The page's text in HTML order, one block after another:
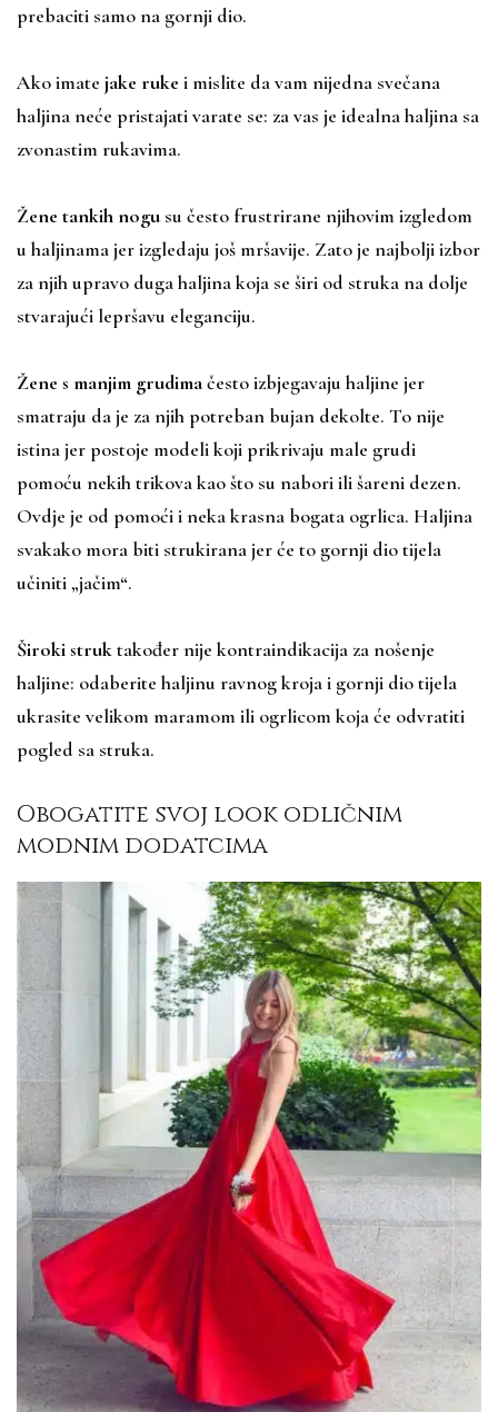
prebaciti samo na gornji dio.
Ako imate jake ruke i mislite da vam nijedna svečana
haljina neće pristajati varate se: za vas je idealna haljina sa
zvonastim rukavima.
Žene tankih nogu su često frustrirane njihovim izgledom
u haljinama jer izgledaju još mršavije. Zato je najbolji izbor
za njih upravo duga haljina koja se širi od struka na dolje
stvarajući lepršavu eleganciju.
Žene s manjim grudimačesto izbjegavaju haljine jer
smatraju da je za njih potreban bujan dekolte. To nije
istina jer postoje modeli koji prikrivaju male grudi
pomoću nekih trikova kao što su nabori ili šareni dezen.
Ovdje je od pomoći i neka krasna bogata ogrlica. Haljina
svakako mora biti strukirana jer će to gornji dio tijela
učiniti „jačim“.
Široki struktakođer nije kontraindikacija za nošenje
haljine: odaberite haljinu ravnog kroja i gornji dio tijela
ukrasite velikom maramom ili ogrlicom koja će odvratiti
pogled sa struka.
Obogatite svoj look odličnim
modnim dodatcima